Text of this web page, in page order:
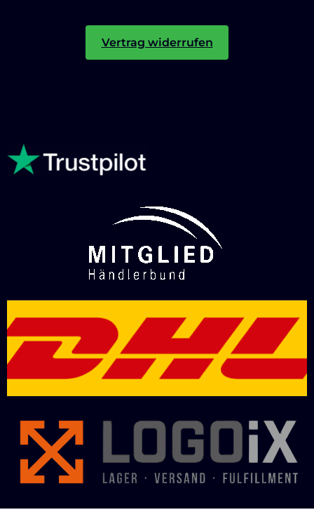
Vertrag widerrufen